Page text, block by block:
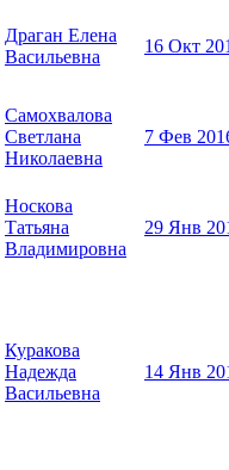
Драган Елена
Васильевна
16 Окт
Самохвалова
Светлана
Николаевна
7 Фев
Носкова
Татьяна
Владимировна
29 Янв
Куракова
Надежда
Васильевна
14 Янв